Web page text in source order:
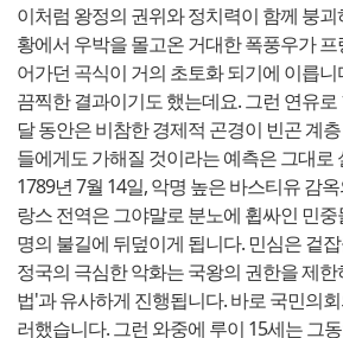
이처럼 왕정의 권위와 정치력이 함께 붕
황에서 우박을 몰고온 거대한 폭풍우가
어가던 곡식이 거의 초토화 되기에 이릅
끔찍한 결과이기도 했는데요. 그런 연유
달 동안은 비참한 경제적 곤경이 빈곤 계
들에게도 가해질 것이라는 예측은 그대로
1789년 7월 14일, 악명 높은 바스티유 감
랑스 전역은 그야말로 분노에 휩싸인 민
명의 불길에 뒤덮이게 됩니다. 민심은 겉
정국의 극심한 악화는 국왕의 권한을 제
법'과 유사하게 진행됩니다. 바로 국민의
러했습니다. 그런 와중에 루이 15세는 그